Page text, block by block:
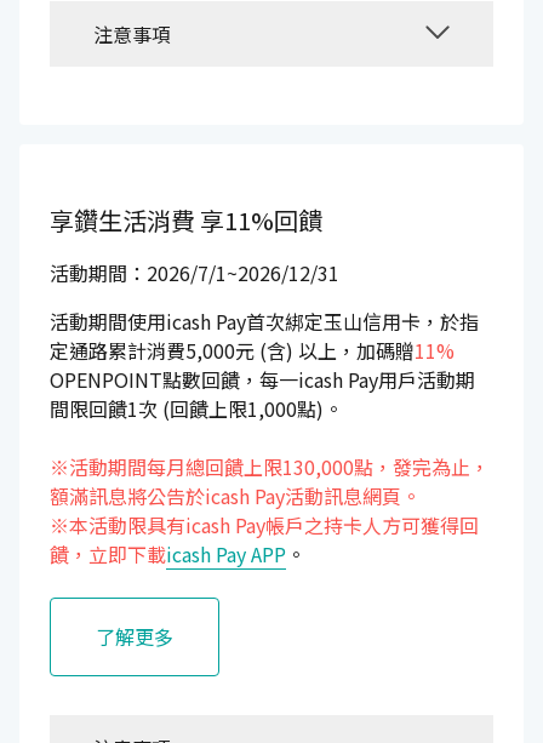
注意事項
享鑽生活消費 享11%回饋
活動期間：2026/7/1~2026/12/31
活動期間使用icash Pay首次綁定玉山信用卡，於指
定通路累計消費5,000元 (含) 以上，加碼贈11%
OPENPOINT點數回饋，每一icash Pay用戶活動期
間限回饋1次 (回饋上限1,000點)。
※活動期間每月總回饋上限130,000點，發完為止，
額滿訊息將公告於icash Pay活動訊息網頁。
※本活動限具有icash Pay帳戶之持卡人方可獲得回
饋，立即下載icash Pay APP 。
了解更多